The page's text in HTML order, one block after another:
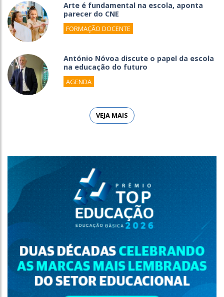
Arte é fundamental na escola, aponta
parecer do CNE
FORMAÇÃO DOCENTE
António Nóvoa discute o papel da escola
na educação do futuro
AGENDA
VEJA MAIS